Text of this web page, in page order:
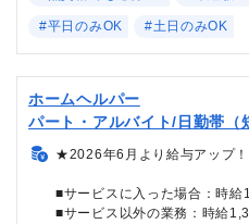
#平日のみOK #土日のみOK
ホームヘルパー
パート・アルバイト/日勤帯（
★2026年6月より給与アップ
■サービスに入った場合：時給
■サービス以外の業務：時給